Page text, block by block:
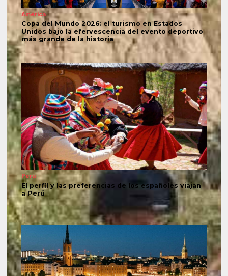
América
Copa del Mundo 2026: el turismo en Estados
Unidos bajo la efervescencia del evento deportivo
más grande de la historia
Perú
El perfil y las preferencias de los españoles viajan
a Perú